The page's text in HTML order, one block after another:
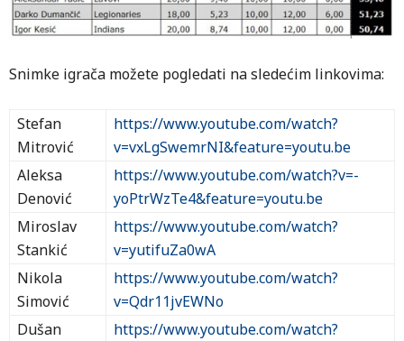
Snimke igrača možete pogledati na sledećim linkovima:
Stefan
Mitrović
https://www.youtube.com/watch?
v=vxLgSwemrNI&feature=youtu.be
Aleksa
Denović
https://www.youtube.com/watch?v=-
yoPtrWzTe4&feature=youtu.be
Miroslav
Stankić
https://www.youtube.com/watch?
v=yutifuZa0wA
Nikola
Simović
https://www.youtube.com/watch?
v=Qdr11jvEWNo
Dušan
https://www.youtube.com/watch?